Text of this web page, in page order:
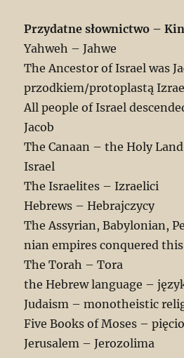
Przydatne słownictwo –
Yahweh – Jahwe
The Ancestor of Israel was
przodkiem/protoplastą
All people of Israel
Jacob
The Canaan – the Holy
Israel
The Israelites – Izraelici
Hebrews – Hebrajczycy
The Assyrian, Babylonian,
nian empires conquered
The Torah – Tora
the Hebrew language –
Judaism – monotheistic
Five Books of Moses –
Jerusalem – Jerozolima